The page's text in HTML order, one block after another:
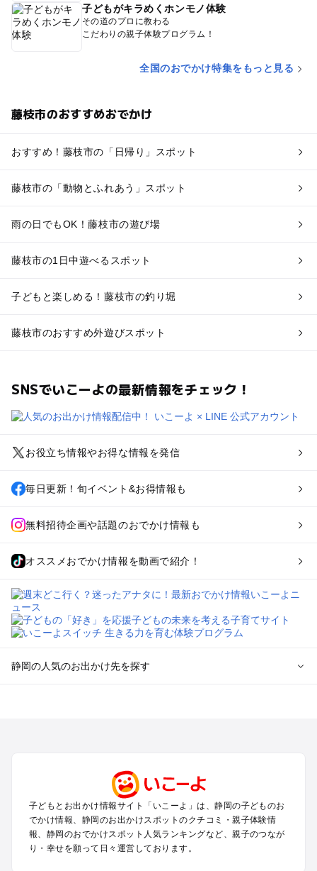
子どもがキラめくホンモノ体験
その道のプロに教わる
こだわりの親子体験プログラム！
全国のおでかけ特集をもっと見る
藤枝市のおすすめおでかけ
おすすめ！藤枝市の「日帰り」スポット
藤枝市の「動物とふれあう」スポット
雨の日でもOK！藤枝市の遊び場
藤枝市の1日中遊べるスポット
子どもと楽しめる！藤枝市の釣り堀
藤枝市のおすすめ外遊びスポット
SNSでいこーよの最新情報をチェック！
お役立ち情報やお得な情報を発信
毎日更新！旬イベント&お得情報も
無料招待企画や話題のおでかけ情報も
オススメおでかけ情報を動画で紹介！
静岡の人気のお出かけ先を探す
小田原・熱海・湯河原・真鶴のプールお出かけ
中伊豆・西伊豆・南伊豆のプールお出かけ
静岡・清水のプールお出かけ
三島・沼津のプールお出かけ
掛川・磐田・袋井のプールお出かけ
子どもとお出かけ情報サイト「いこーよ」は、静岡の子どものお
でかけ情報、静岡のお出かけスポットのクチコミ・親子体験情
報、静岡のおでかけスポット人気ランキングなど、親子のつなが
り・幸せを願って日々運営しております。